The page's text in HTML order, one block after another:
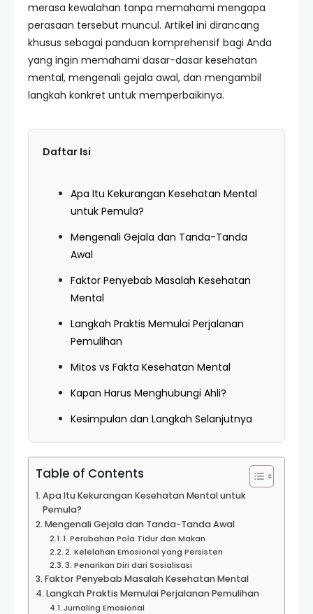
merasa kewalahan tanpa memahami mengapa
perasaan tersebut muncul. Artikel ini dirancang
khusus sebagai panduan komprehensif bagi Anda
yang ingin memahami dasar-dasar kesehatan
mental, mengenali gejala awal, dan mengambil
langkah konkret untuk memperbaikinya.
Daftar Isi
Apa Itu Kekurangan Kesehatan Mental
untuk Pemula?
Mengenali Gejala dan Tanda-Tanda
Awal
Faktor Penyebab Masalah Kesehatan
Mental
Langkah Praktis Memulai Perjalanan
Pemulihan
Mitos vs Fakta Kesehatan Mental
Kapan Harus Menghubungi Ahli?
Kesimpulan dan Langkah Selanjutnya
Table of Contents
Apa Itu Kekurangan Kesehatan Mental untuk
Pemula?
Mengenali Gejala dan Tanda-Tanda Awal
1. Perubahan Pola Tidur dan Makan
2. Kelelahan Emosional yang Persisten
3. Penarikan Diri dari Sosialisasi
Faktor Penyebab Masalah Kesehatan Mental
Langkah Praktis Memulai Perjalanan Pemulihan
Jurnaling Emosional